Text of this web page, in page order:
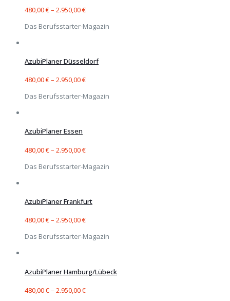
480,00€– 2.950,00€
Das Berufsstarter-Magazin
AzubiPlaner Düsseldorf
480,00€– 2.950,00€
Das Berufsstarter-Magazin
AzubiPlaner Essen
480,00€– 2.950,00€
Das Berufsstarter-Magazin
AzubiPlaner Frankfurt
480,00€– 2.950,00€
Das Berufsstarter-Magazin
AzubiPlaner Hamburg/Lübeck
480,00€– 2.950,00€